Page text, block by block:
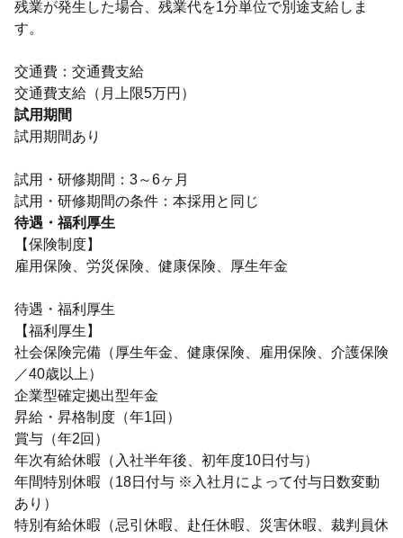
残業が発生した場合、残業代を1分単位で別途支給しま
す。
交通費：交通費支給
交通費支給（月上限5万円）
試用期間
試用期間あり
試用・研修期間：3～6ヶ月
待遇・福利厚生
【保険制度】
雇用保険、労災保険、健康保険、厚生年金
待遇・福利厚生
【福利厚生】
社会保険完備（厚生年金、健康保険、雇用保険、介護保険
／40歳以上）
企業型確定拠出型年金
昇給・昇格制度（年1回）
賞与（年2回）
年次有給休暇（入社半年後、初年度10日付与）
年間特別休暇（18日付与 ※入社月によって付与日数変動
あり）
特別有給休暇（忌引休暇、赴任休暇、災害休暇、裁判員休